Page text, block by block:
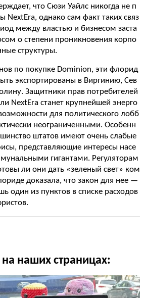
что Сюзи Уайлс никогда не п
NextEra, однако сам факт таких связ
между властью и бизнесом заста
о степени проникновения корпо
структуры.
по покупке Dominion, эти флорид
экспортированы в Виргинию, Сев
Защитники прав потребителей
NextEra станет крупнейшей энерго
для политического лобб
неограниченными. Особенн
штатов имеют очень слабые
представляющие интересы насе
гигантами. Регуляторам
ли они дать «зеленый свет» ком
доказала, что закон для нее —
один из пунктов в списке расходов
наших страницах: